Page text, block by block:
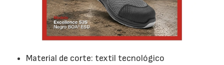
Material de corte: textil tecnológico